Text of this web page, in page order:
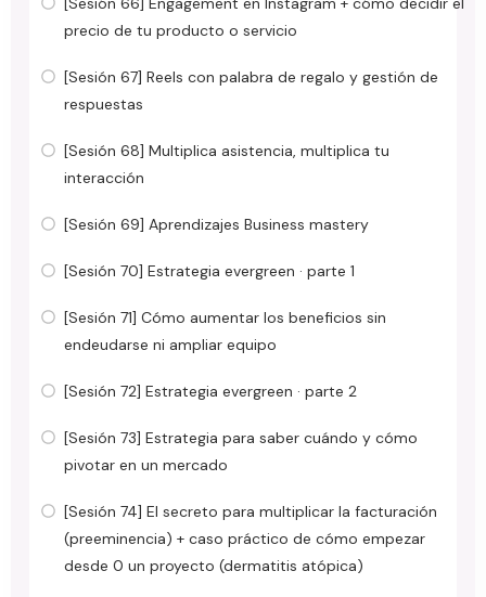
precio de tu producto o servicio
[Sesión 67] Reels con palabra de regalo y gestión de
respuestas
[Sesión 68] Multiplica asistencia, multiplica tu
interacción
[Sesión 69] Aprendizajes Business mastery
[Sesión 70] Estrategia evergreen · parte 1
[Sesión 71] Cómo aumentar los beneficios sin
endeudarse ni ampliar equipo
[Sesión 72] Estrategia evergreen · parte 2
[Sesión 73] Estrategia para saber cuándo y cómo
pivotar en un mercado
[Sesión 74] El secreto para multiplicar la facturación
(preeminencia) + caso práctico de cómo empezar
desde 0 un proyecto (dermatitis atópica)